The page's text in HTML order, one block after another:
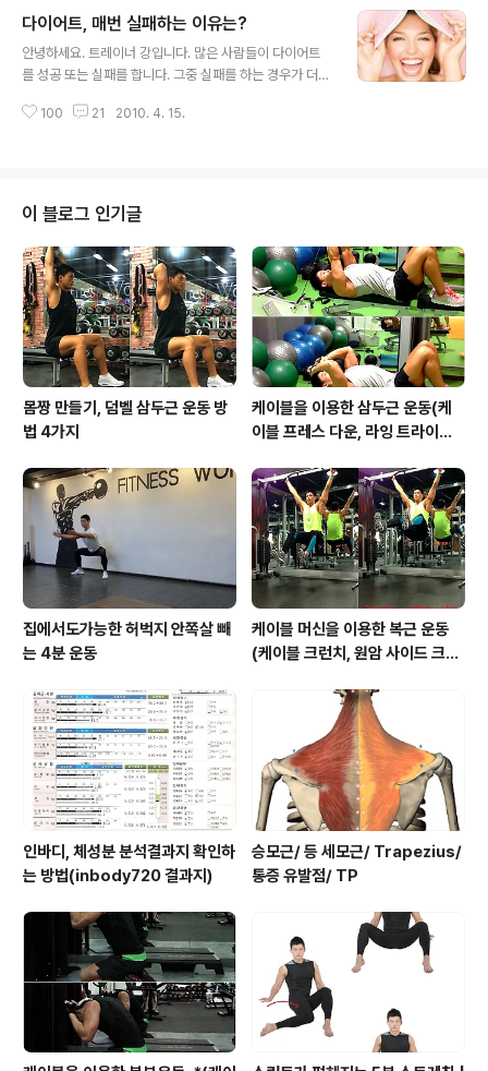
서의 다양한 접근을 통해 비만을 바라보는 건강한 시각을
만들어 가고자 합니다. 1. 같이 하자! 비만 탈출! 비만 멘토
링 안내 비만의 날 캠페인 커뮤니티에서는 대한 비만학회
료를 만날 수 있습니다. 또한, 전문의와의 1:1 상담, 비만 탈
다이어트, 매번 실패하는 이유는?
안녕하세요. 트레이너 강입니다. 많은 사람들이 다이어트
를 성공 또는 실패를 합니다. 그중 실패를 하는 경우가 더
대하여 알아보겠습니다. Q : 자주 다이어트를 시도하지만
사 방법은 대중을 대상으로 하기 때문에 그 내용이 일반적
이고 식사관련 규칙도 광범위하게 제시되는 경우가 많습니
다. 그런 방법 중에 하나를 선택해서 실천에 옮기려고 하다
보면 예상했던 것보다 지켜야 할 규칙들이 너무 많아서 부
담이 되거나, 자신의 하루 생활 패턴과 잘 맞지 않아서 생활
방식마저도 바꾸어야 할 때가..
100 21 2010. 4. 15.
이 블로그 인기글
몸짱 만들기, 덤벨 삼두근 운동 방
법 4가지
케이블을 이용한 삼두근 운동(케
이블 프레스 다운, 라잉 트라이셉
텐션)
집에서도가능한 허벅지 안쪽살 빼
는 4분 운동
케이블 머신을 이용한 복근 운동
(케이블 크런치, 원암 사이드 크런
인바디, 체성분 분석결과지 확인하
는 방법(inbody720 결과지)
승모근/ 등 세모근/ Trapezius/
통증 유발점/ TP